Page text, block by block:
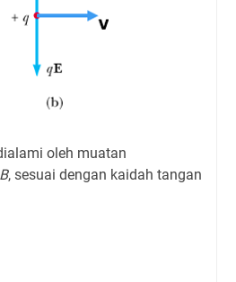
oleh muatan
B, sesuai dengan kaidah tangan